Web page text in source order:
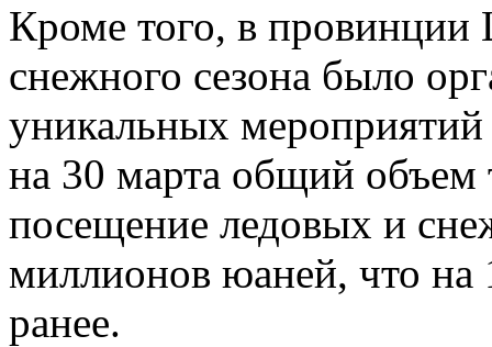
Кроме того, в провинции
снежного сезона было
уникальных
на 30 марта общий объем
посещение ледовых и
миллионов юаней, что
ранее.